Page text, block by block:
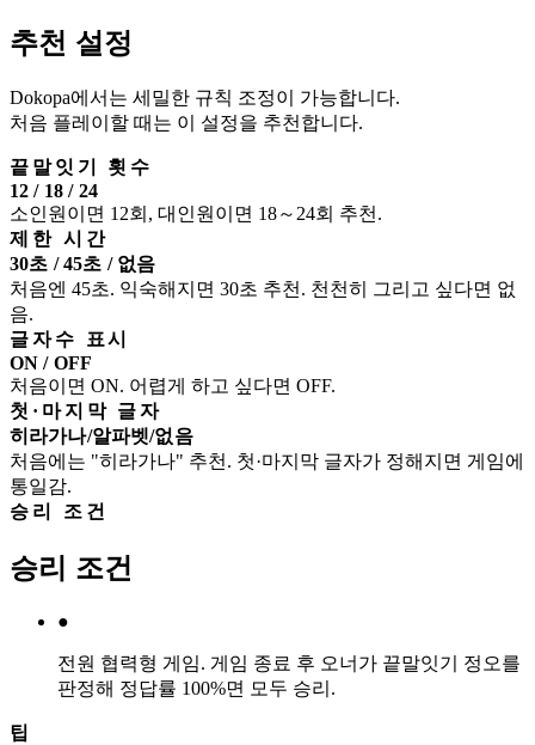
추천 설정
Dokopa에서는 세밀한 규칙 조정이 가능합니다.
처음 플레이할 때는 이 설정을 추천합니다.
끝말잇기 횟수
12 / 18 / 24
소인원이면 12회, 대인원이면 18～24회 추천.
제한 시간
30초 / 45초 / 없음
처음엔 45초. 익숙해지면 30초 추천. 천천히 그리고 싶다면 없
음.
글자수 표시
ON / OFF
처음이면 ON. 어렵게 하고 싶다면 OFF.
첫·마지막 글자
히라가나/알파벳/없음
처음에는 "히라가나" 추천. 첫·마지막 글자가 정해지면 게임에
통일감.
승리 조건
승리 조건
●
전원 협력형 게임. 게임 종료 후 오너가 끝말잇기 정오를
판정해 정답률 100%면 모두 승리.
팁